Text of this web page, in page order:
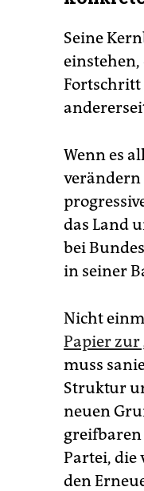
Seine
Fortschritt
Wenn es
verändern
das Land
bei
in seiner
Nicht
Papier zur
muss
Struktur
neuen
greifbaren
Partei, die
den